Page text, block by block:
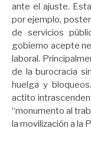
ante el ajuste.
por ejemplo,
de servicios
gobierno acepte
laboral.
de la burocracia
huelga y
actito
“monumento al
la movilización a la